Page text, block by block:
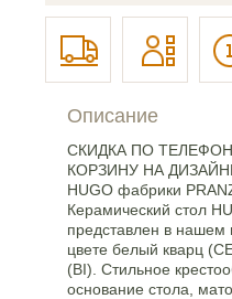
Описание
СКИДКА ПО
КОРЗИНУ НА
HUGO фабрики
Керамический стол
представлен в нашем
цвете белый кварц
(BI). Стильное
основание стола,